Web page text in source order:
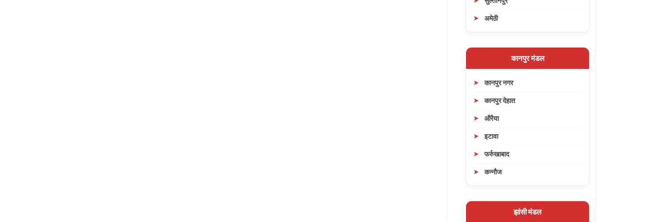
अमेठी
कानपुर मंडल
कानपुर नगर
कानपुर देहात
औरैया
इटावा
फर्रुखाबाद
कन्नौज
झांसी मंडल